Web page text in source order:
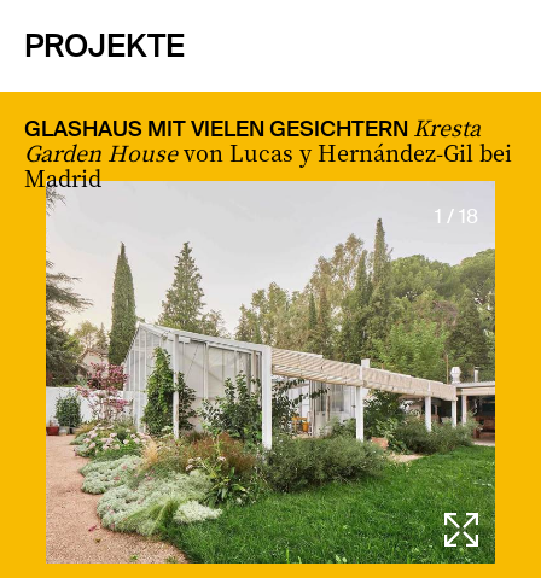
PROJEKTE
GLASHAUS MIT VIELEN GESICHTERN Kresta
Garden Housevon Lucas y Hernández-Gil bei
Madrid
1 / 18